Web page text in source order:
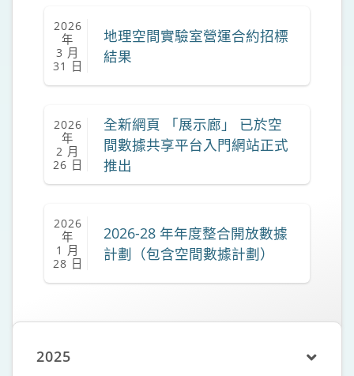
2026
年
3 月
31 日
地理空間實驗室營運合約招標
結果
2026
年
2 月
26 日
全新網頁 「展示廊」 已於空
間數據共享平台入門網站正式
推出
2026
年
1 月
28 日
2026-28 年年度整合開放數據
計劃（包含空間數據計劃）
2025